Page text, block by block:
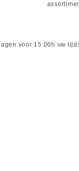
voor 15:00h uw